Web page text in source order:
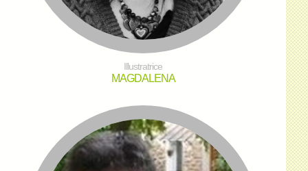
Illustratrice
MAGDALENA